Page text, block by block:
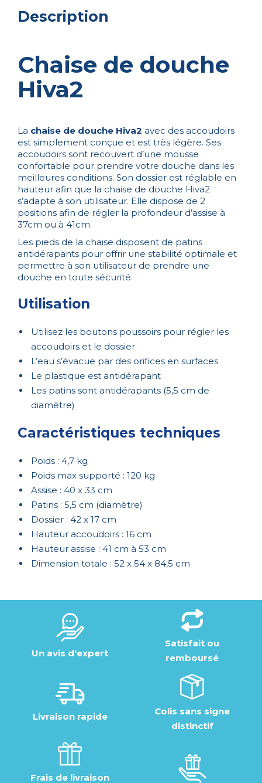
Description
Chaise de douche
Hiva2
La chaise de douche Hiva2 avec des accoudoirs
est simplement conçue et est très légère. Ses
accoudoirs sont recouvert d’une mousse
confortable pour prendre votre douche dans les
meilleures conditions. Son dossier est réglable en
hauteur afin que la chaise de douche Hiva2
s’adapte à son utilisateur. Elle dispose de 2
positions afin de régler la profondeur d’assise à
37cm ou à 41cm.
Les pieds de la chaise disposent de patins
antidérapants pour offrir une stabilité optimale et
permettre à son utilisateur de prendre une
douche en toute sécurité.
Utilisation
Utilisez les boutons poussoirs pour régler les
accoudoirs et le dossier
L’eau s’évacue par des orifices en surfaces
Le plastique est antidérapant
Les patins sont antidérapants (5,5 cm de
diamètre)
Caractéristiques techniques
Poids : 4,7 kg
Poids max supporté : 120 kg
Assise : 40 x 33 cm
Patins : 5,5 cm (diamètre)
Dossier : 42 x 17 cm
Hauteur accoudoirs : 16 cm
Hauteur assise : 41 cm à 53 cm
Dimension totale : 52 x 54 x 84,5 cm
Un avis d'expert
Satisfait ou
remboursé
Livraison rapide
Colis sans signe
distinctif
Frais de livraison